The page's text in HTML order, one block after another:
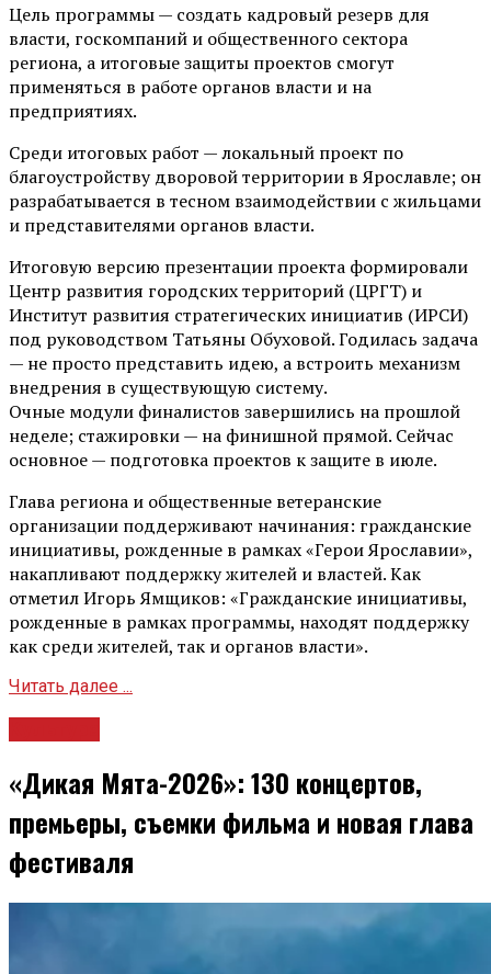
Цель программы — создать кадровый резерв для
власти, госкомпаний и общественного сектора
региона, а итоговые защиты проектов смогут
применяться в работе органов власти и на
предприятиях.
Среди итоговых работ — локальный проект по
благоустройству дворовой территории в Ярославле; он
разрабатывается в тесном взаимодействии с жильцами
и представителями органов власти.
Итоговую версию презентации проекта формировали
Центр развития городских территорий (ЦРГТ) и
Институт развития стратегических инициатив (ИРСИ)
под руководством Татьяны Обуховой. Годилась задача
— не просто представить идею, а встроить механизм
внедрения в существующую систему.
Очные модули финалистов завершились на прошлой
неделе; стажировки — на финишной прямой. Сейчас
основное — подготовка проектов к защите в июле.
Глава региона и общественные ветеранские
организации поддерживают начинания: гражданские
инициативы, рожденные в рамках «Герои Ярославии»,
накапливают поддержку жителей и властей. Как
отметил Игорь Ямщиков: «Гражданские инициативы,
рожденные в рамках программы, находят поддержку
как среди жителей, так и органов власти».
Читать далее ...
«Дикая Мята-2026»: 130 концертов,
премьеры, съемки фильма и новая глава
фестиваля